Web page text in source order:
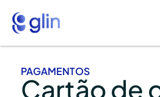
PAGAMENTOS
Cartão de